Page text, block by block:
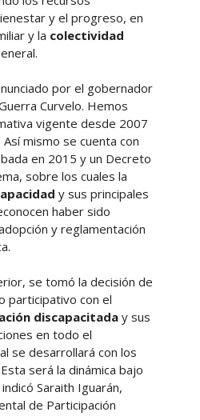
y el progreso, en
y la colectividad
por el gobernador
Curvelo. Hemos
vigente desde 2007
mismo se cuenta con
en 2015 y un Decreto
sobre los cuales la
y sus principales
haber sido
y reglamentación
se tomó la decisión de
participativo con el
discapacitaday sus
en todo el
se desarrollará con los
será la dinámica bajo
Saraith Iguarán,
de Participación